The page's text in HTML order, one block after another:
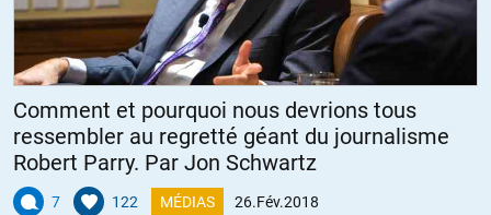
Comment et pourquoi nous devrions tous
ressembler au regretté géant du journalisme
Robert Parry. Par Jon Schwartz
7 122 MÉDIAS 26.Fév.2018